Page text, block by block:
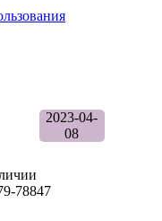
2023-04-
08
78847